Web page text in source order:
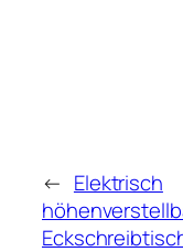
← Elektrisch